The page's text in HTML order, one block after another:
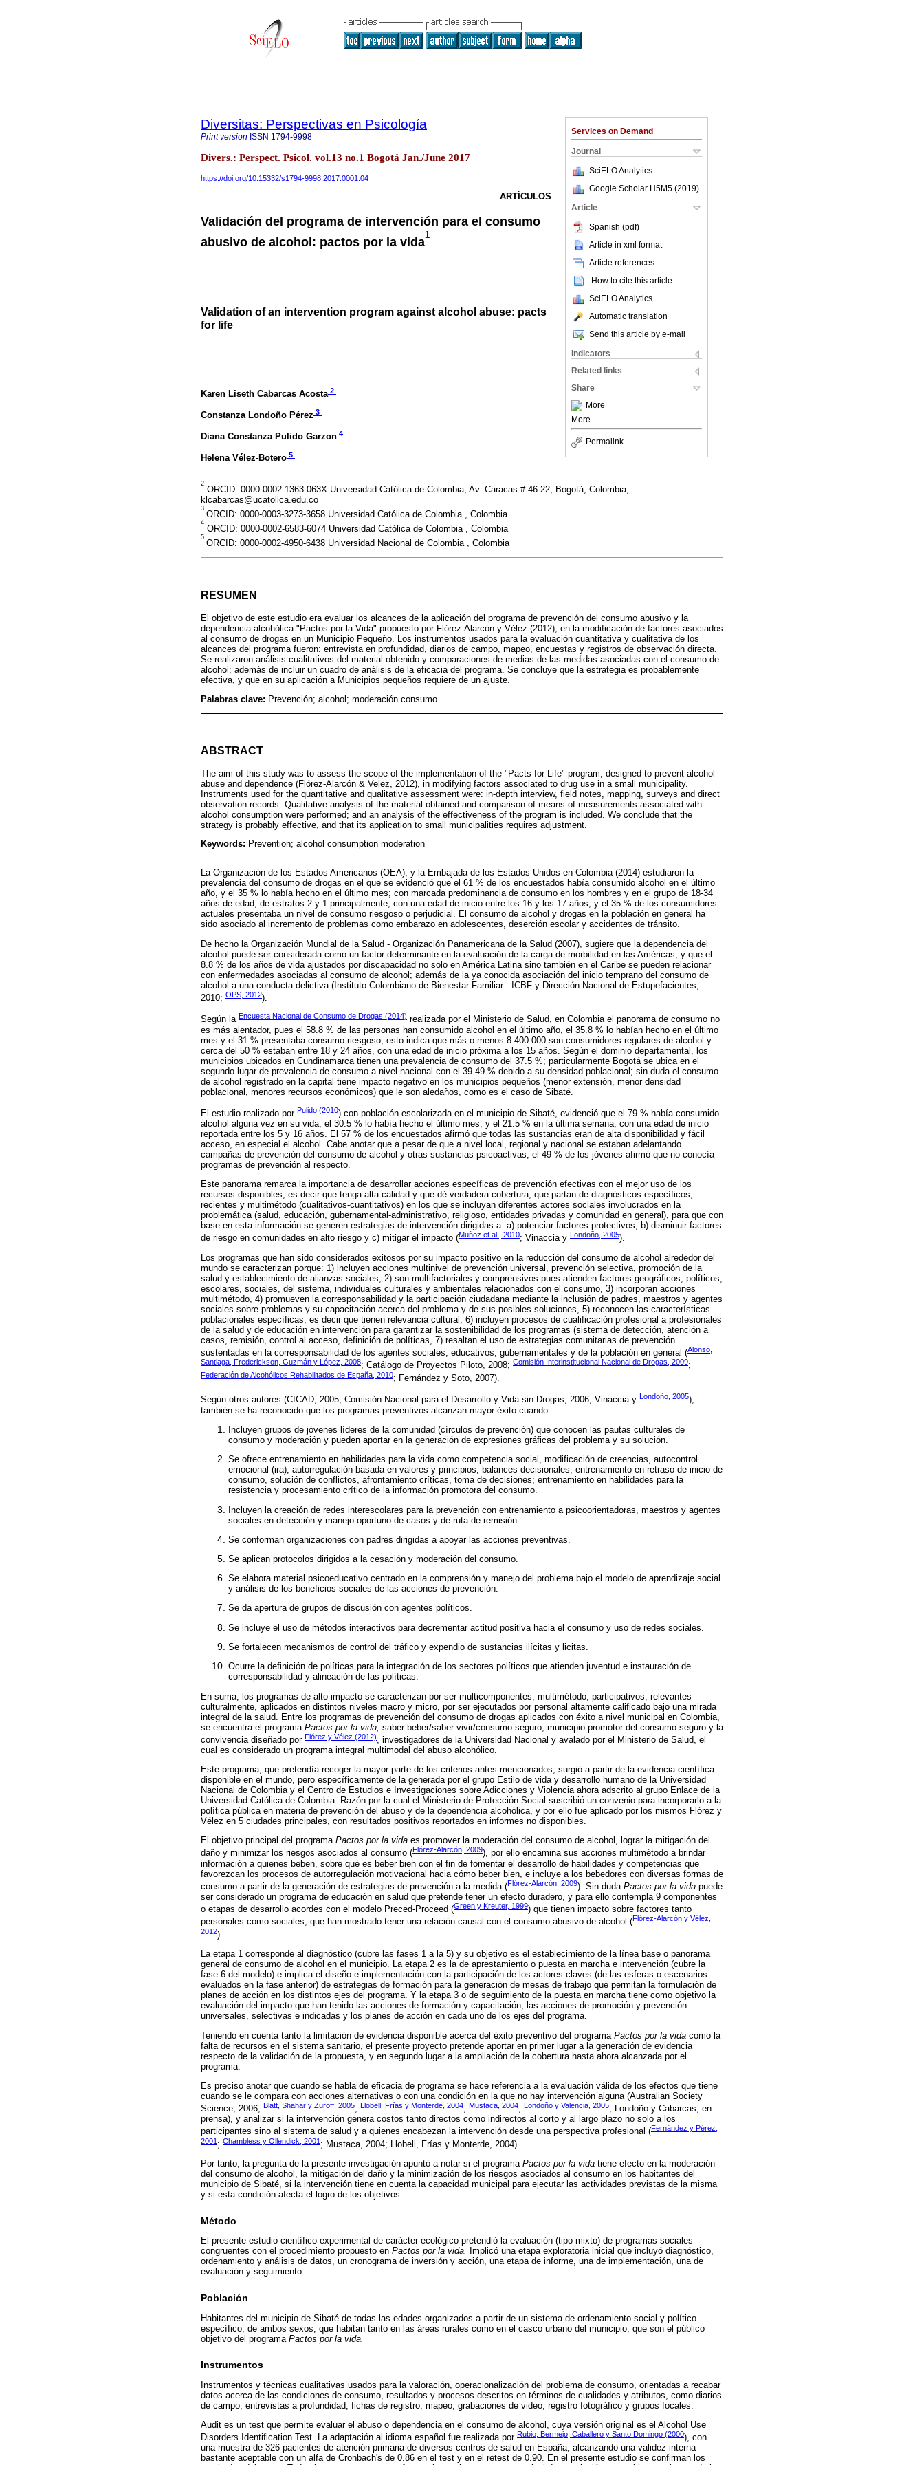
Services on Demand
Journal
SciELO Analytics
Google Scholar H5M5 (2019)
Article
Spanish (pdf)
Article in xml format
Article references
How to cite this article
SciELO Analytics
Automatic translation
Send this article by e-mail
Indicators
Related links
Share
More
More
Permalink
Diversitas: Perspectivas en Psicología
Print version ISSN 1794-9998
Divers.: Perspect. Psicol. vol.13 no.1 Bogotá Jan./June 2017
https://doi.org/10.15332/s1794-9998.2017.0001.04
ARTÍCULOS
Validación del programa de intervención para el consumo
abusivo de alcohol: pactos por la vida
1
Validation of an intervention program against alcohol abuse: pacts
for life
Karen Liseth Cabarcas Acosta 2
Constanza Londoño Pérez 3
Diana Constanza Pulido Garzon 4
Helena Vélez-Botero 5
2
ORCID: 0000-0002-1363-063X Universidad Católica de Colombia, Av. Caracas # 46-22, Bogotá, Colombia,
klcabarcas@ucatolica.edu.co
3
ORCID: 0000-0003-3273-3658 Universidad Católica de Colombia , Colombia
4
ORCID: 0000-0002-6583-6074 Universidad Católica de Colombia , Colombia
5
ORCID: 0000-0002-4950-6438 Universidad Nacional de Colombia , Colombia
RESUMEN
El objetivo de este estudio era evaluar los alcances de la aplicación del programa de prevención del consumo abusivo y la
dependencia alcohólica "Pactos por la Vida" propuesto por Flórez-Alarcón y Vélez (2012), en la modificación de factores asociados
al consumo de drogas en un Municipio Pequeño. Los instrumentos usados para la evaluación cuantitativa y cualitativa de los
alcances del programa fueron: entrevista en profundidad, diarios de campo, mapeo, encuestas y registros de observación directa.
Se realizaron análisis cualitativos del material obtenido y comparaciones de medias de las medidas asociadas con el consumo de
alcohol; además de incluir un cuadro de análisis de la eficacia del programa. Se concluye que la estrategia es probablemente
efectiva, y que en su aplicación a Municipios pequeños requiere de un ajuste.
Palabras clave: Prevención; alcohol; moderación consumo
ABSTRACT
The aim of this study was to assess the scope of the implementation of the "Pacts for Life" program, designed to prevent alcohol
abuse and dependence (Flórez-Alarcón & Velez, 2012), in modifying factors associated to drug use in a small municipality.
Instruments used for the quantitative and qualitative assessment were: in-depth interview, field notes, mapping, surveys and direct
observation records. Qualitative analysis of the material obtained and comparison of means of measurements associated with
alcohol consumption were performed; and an analysis of the effectiveness of the program is included. We conclude that the
strategy is probably effective, and that its application to small municipalities requires adjustment.
Keywords: Prevention; alcohol consumption moderation
La Organización de los Estados Americanos (OEA), y la Embajada de los Estados Unidos en Colombia (2014) estudiaron la
prevalencia del consumo de drogas en el que se evidenció que el 61 % de los encuestados había consumido alcohol en el último
año, y el 35 % lo había hecho en el último mes; con marcada predominancia de consumo en los hombres y en el grupo de 18-34
años de edad, de estratos 2 y 1 principalmente; con una edad de inicio entre los 16 y los 17 años, y el 35 % de los consumidores
actuales presentaba un nivel de consumo riesgoso o perjudicial. El consumo de alcohol y drogas en la población en general ha
sido asociado al incremento de problemas como embarazo en adolescentes, deserción escolar y accidentes de tránsito.
De hecho la Organización Mundial de la Salud - Organización Panamericana de la Salud (2007), sugiere que la dependencia del
alcohol puede ser considerada como un factor determinante en la evaluación de la carga de morbilidad en las Américas, y que el
8.8 % de los años de vida ajustados por discapacidad no solo en América Latina sino también en el Caribe se pueden relacionar
con enfermedades asociadas al consumo de alcohol; además de la ya conocida asociación del inicio temprano del consumo de
alcohol a una conducta delictiva (Instituto Colombiano de Bienestar Familiar - ICBF y Dirección Nacional de Estupefacientes,
2010; OPS, 2012).
Según la Encuesta Nacional de Consumo de Drogas (2014) realizada por el Ministerio de Salud, en Colombia el panorama de consumo no
es más alentador, pues el 58.8 % de las personas han consumido alcohol en el último año, el 35.8 % lo habían hecho en el último
mes y el 31 % presentaba consumo riesgoso; esto indica que más o menos 8 400 000 son consumidores regulares de alcohol y
cerca del 50 % estaban entre 18 y 24 años, con una edad de inicio próxima a los 15 años. Según el dominio departamental, los
municipios ubicados en Cundinamarca tienen una prevalencia de consumo del 37.5 %; particularmente Bogotá se ubica en el
segundo lugar de prevalencia de consumo a nivel nacional con el 39.49 % debido a su densidad poblacional; sin duda el consumo
de alcohol registrado en la capital tiene impacto negativo en los municipios pequeños (menor extensión, menor densidad
poblacional, menores recursos económicos) que le son aledaños, como es el caso de Sibaté.
El estudio realizado por Pulido (2010) con población escolarizada en el municipio de Sibaté, evidenció que el 79 % había consumido
alcohol alguna vez en su vida, el 30.5 % lo había hecho el último mes, y el 21.5 % en la última semana; con una edad de inicio
reportada entre los 5 y 16 años. El 57 % de los encuestados afirmó que todas las sustancias eran de alta disponibilidad y fácil
acceso, en especial el alcohol. Cabe anotar que a pesar de que a nivel local, regional y nacional se estaban adelantando
campañas de prevención del consumo de alcohol y otras sustancias psicoactivas, el 49 % de los jóvenes afirmó que no conocía
programas de prevención al respecto.
Este panorama remarca la importancia de desarrollar acciones específicas de prevención efectivas con el mejor uso de los
recursos disponibles, es decir que tenga alta calidad y que dé verdadera cobertura, que partan de diagnósticos específicos,
recientes y multimétodo (cualitativos-cuantitativos) en los que se incluyan diferentes actores sociales involucrados en la
problemática (salud, educación, gubernamental-administrativo, religioso, entidades privadas y comunidad en general), para que con
base en esta información se generen estrategias de intervención dirigidas a: a) potenciar factores protectivos, b) disminuir factores
de riesgo en comunidades en alto riesgo y c) mitigar el impacto (Muñoz et al., 2010; Vinaccia y Londoño, 2005).
Los programas que han sido considerados exitosos por su impacto positivo en la reducción del consumo de alcohol alrededor del
mundo se caracterizan porque: 1) incluyen acciones multinivel de prevención universal, prevención selectiva, promoción de la
salud y establecimiento de alianzas sociales, 2) son multifactoriales y comprensivos pues atienden factores geográficos, políticos,
escolares, sociales, del sistema, individuales culturales y ambientales relacionados con el consumo, 3) incorporan acciones
multimétodo, 4) promueven la corresponsabilidad y la participación ciudadana mediante la inclusión de padres, maestros y agentes
sociales sobre problemas y su capacitación acerca del problema y de sus posibles soluciones, 5) reconocen las características
poblacionales específicas, es decir que tienen relevancia cultural, 6) incluyen procesos de cualificación profesional a profesionales
de la salud y de educación en intervención para garantizar la sostenibilidad de los programas (sistema de detección, atención a
casos, remisión, control al acceso, definición de políticas, 7) resaltan el uso de estrategias comunitarias de prevención
sustentadas en la corresponsabilidad de los agentes sociales, educativos, gubernamentales y de la población en general (Alonso,
Santiaga, Frederickson, Guzmán y López, 2008; Catálogo de Proyectos Piloto, 2008; Comisión Interinstitucional Nacional de Drogas, 2009;
Federación de Alcohólicos Rehabilitados de España, 2010; Fernández y Soto, 2007).
Según otros autores (CICAD, 2005; Comisión Nacional para el Desarrollo y Vida sin Drogas, 2006; Vinaccia y Londoño, 2005),
también se ha reconocido que los programas preventivos alcanzan mayor éxito cuando:
Incluyen grupos de jóvenes líderes de la comunidad (círculos de prevención) que conocen las pautas culturales de
consumo y moderación y pueden aportar en la generación de expresiones gráficas del problema y su solución.
Se ofrece entrenamiento en habilidades para la vida como competencia social, modificación de creencias, autocontrol
emocional (ira), autorregulación basada en valores y principios, balances decisionales; entrenamiento en retraso de inicio de
consumo, solución de conflictos, afrontamiento críticas, toma de decisiones; entrenamiento en habilidades para la
resistencia y procesamiento crítico de la información promotora del consumo.
Incluyen la creación de redes interescolares para la prevención con entrenamiento a psicoorientadoras, maestros y agentes
sociales en detección y manejo oportuno de casos y de ruta de remisión.
Se conforman organizaciones con padres dirigidas a apoyar las acciones preventivas.
Se aplican protocolos dirigidos a la cesación y moderación del consumo.
Se elabora material psicoeducativo centrado en la comprensión y manejo del problema bajo el modelo de aprendizaje social
y análisis de los beneficios sociales de las acciones de prevención.
Se da apertura de grupos de discusión con agentes políticos.
Se incluye el uso de métodos interactivos para decrementar actitud positiva hacia el consumo y uso de redes sociales.
Se fortalecen mecanismos de control del tráfico y expendio de sustancias ilícitas y licitas.
Ocurre la definición de políticas para la integración de los sectores políticos que atienden juventud e instauración de
corresponsabilidad y alineación de las políticas.
En suma, los programas de alto impacto se caracterizan por ser multicomponentes, multimétodo, participativos, relevantes
culturalmente, aplicados en distintos niveles macro y micro, por ser ejecutados por personal altamente calificado bajo una mirada
integral de la salud. Entre los programas de prevención del consumo de drogas aplicados con éxito a nivel municipal en Colombia,
se encuentra el programa Pactos por la vida, saber beber/saber vivir/consumo seguro, municipio promotor del consumo seguro y la
convivencia diseñado por Flórez y Vélez (2012)
, investigadores de la Universidad Nacional y avalado por el Ministerio de Salud, el
cual es considerado un programa integral multimodal del abuso alcohólico.
Este programa, que pretendía recoger la mayor parte de los criterios antes mencionados, surgió a partir de la evidencia científica
disponible en el mundo, pero específicamente de la generada por el grupo Estilo de vida y desarrollo humano de la Universidad
Nacional de Colombia y el Centro de Estudios e Investigaciones sobre Adicciones y Violencia ahora adscrito al grupo Enlace de la
Universidad Católica de Colombia. Razón por la cual el Ministerio de Protección Social suscribió un convenio para incorporarlo a la
política pública en materia de prevención del abuso y de la dependencia alcohólica, y por ello fue aplicado por los mismos Flórez y
Vélez en 5 ciudades principales, con resultados positivos reportados en informes no disponibles.
El objetivo principal del programa Pactos por la vida es promover la moderación del consumo de alcohol, lograr la mitigación del
daño y minimizar los riesgos asociados al consumo (Flórez-Alarcón, 2009), por ello encamina sus acciones multimétodo a brindar
información a quienes beben, sobre qué es beber bien con el fin de fomentar el desarrollo de habilidades y competencias que
favorezcan los procesos de autorregulación motivacional hacia cómo beber bien, e incluye a los bebedores con diversas formas de
consumo a partir de la generación de estrategias de prevención a la medida (Flórez-Alarcón, 2009). Sin duda Pactos por la vida puede
ser considerado un programa de educación en salud que pretende tener un efecto duradero, y para ello contempla 9 componentes
o etapas de desarrollo acordes con el modelo Preced-Proceed (Green y Kreuter, 1999) que tienen impacto sobre factores tanto
personales como sociales, que han mostrado tener una relación causal con el consumo abusivo de alcohol (Flórez-Alarcón y Vélez,
2012).
La etapa 1 corresponde al diagnóstico (cubre las fases 1 a la 5) y su objetivo es el establecimiento de la línea base o panorama
general de consumo de alcohol en el municipio. La etapa 2 es la de aprestamiento o puesta en marcha e intervención (cubre la
fase 6 del modelo) e implica el diseño e implementación con la participación de los actores claves (de las esferas o escenarios
evaluados en la fase anterior) de estrategias de formación para la generación de mesas de trabajo que permitan la formulación de
planes de acción en los distintos ejes del programa. Y la etapa 3 o de seguimiento de la puesta en marcha tiene como objetivo la
evaluación del impacto que han tenido las acciones de formación y capacitación, las acciones de promoción y prevención
universales, selectivas e indicadas y los planes de acción en cada uno de los ejes del programa.
Teniendo en cuenta tanto la limitación de evidencia disponible acerca del éxito preventivo del programa Pactos por la vida como la
falta de recursos en el sistema sanitario, el presente proyecto pretende aportar en primer lugar a la generación de evidencia
respecto de la validación de la propuesta, y en segundo lugar a la ampliación de la cobertura hasta ahora alcanzada por el
programa.
Es preciso anotar que cuando se habla de eficacia de programa se hace referencia a la evaluación válida de los efectos que tiene
cuando se le compara con acciones alternativas o con una condición en la que no hay intervención alguna (Australian Society
Science, 2006; Blatt, Shahar y Zuroff, 2005; Llobell, Frías y Monterde, 2004; Mustaca, 2004; Londoño y Valencia, 2005; Londoño y Cabarcas, en
prensa), y analizar si la intervención genera costos tanto directos como indirectos al corto y al largo plazo no solo a los
participantes sino al sistema de salud y a quienes encabezan la intervención desde una perspectiva profesional (Fernández y Pérez,
2001 ; Chambless y Ollendick, 2001 ; Mustaca, 2004; Llobell, Frías y Monterde, 2004).
Por tanto, la pregunta de la presente investigación apuntó a notar si el programa Pactos por la vida tiene efecto en la moderación
del consumo de alcohol, la mitigación del daño y la minimización de los riesgos asociados al consumo en los habitantes del
municipio de Sibaté, si la intervención tiene en cuenta la capacidad municipal para ejecutar las actividades previstas de la misma
y si esta condición afecta el logro de los objetivos.
Método
El presente estudio científico experimental de carácter ecológico pretendió la evaluación (tipo mixto) de programas sociales
congruentes con el procedimiento propuesto en Pactos por la vida.
Implicó una etapa exploratoria inicial que incluyó diagnóstico,
ordenamiento y análisis de datos, un cronograma de inversión y acción, una etapa de informe, una de implementación, una de
evaluación y seguimiento.
Población
Habitantes del municipio de Sibaté de todas las edades organizados a partir de un sistema de ordenamiento social y político
específico, de ambos sexos, que habitan tanto en las áreas rurales como en el casco urbano del municipio, que son el público
objetivo del programa Pactos por la vida.
Instrumentos
Instrumentos y técnicas cualitativas usados para la valoración, operacionalización del problema de consumo, orientadas a recabar
datos acerca de las condiciones de consumo, resultados y procesos descritos en términos de cualidades y atributos, como diarios
de campo, entrevistas a profundidad, fichas de registro, mapeo, grabaciones de video, registro fotográfico y grupos focales.
Audit es un test que permite evaluar el abuso o dependencia en el consumo de alcohol, cuya versión original es el Alcohol Use
Disorders Identification Test. La adaptación al idioma español fue realizada por Rubio, Bermejo, Caballero y Santo Domingo (2000), con
una muestra de 326 pacientes de atención primaria de diversos centros de salud en España, alcanzando una validez interna
bastante aceptable con un alfa de Cronbach's de 0.86 en el test y en el retest de 0.90. En el presente estudio se confirman los